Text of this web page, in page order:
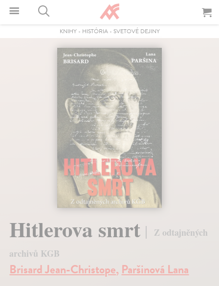
KNIHY- HISTÓRIA- SVETOVÉ DEJINY
Hitlerova smrt
Z odtajněných
archivů KGB
Brisard Jean-Christope,Paršinová Lana